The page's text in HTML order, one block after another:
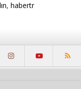
, habertr
Geç